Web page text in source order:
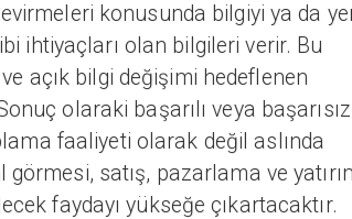
konusunda bilgiyi ya da
ihtiyaçları olan bilgileri verir. Bu
açık bilgi değişimi hedeflenen
olaraki başarılı veya başarısız
faaliyeti olarak değil aslında
satış, pazarlama ve
faydayı yükseğe çıkartacaktır.